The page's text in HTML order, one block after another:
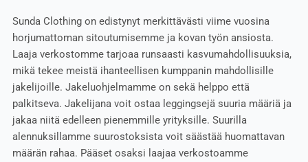
Sunda Clothing on edistynyt merkittävästi viime vuosina
horjumattoman sitoutumisemme ja kovan työn ansiosta.
Laaja verkostomme tarjoaa runsaasti kasvumahdollisuuksia,
mikä tekee meistä ihanteellisen kumppanin mahdollisille
jakelijoille. Jakeluohjelmamme on sekä helppo että
palkitseva. Jakelijana voit ostaa leggingsejä suuria määriä ja
jakaa niitä edelleen pienemmille yrityksille. Suurilla
alennuksillamme suurostoksista voit säästää huomattavan
määrän rahaa. Pääset osaksi laajaa verkostoamme